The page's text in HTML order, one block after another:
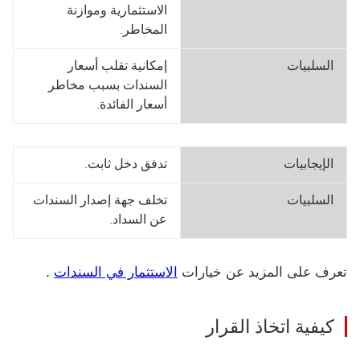
الاستثمارية وموازنة
المخاطر.
السلبيات
إمكانية تقلب أسعار
السندات بسبب مخاطر
أسعار الفائدة.
الإيجابيات تدفق دخل ثابت.
السلبيات
تخلف جهة إصدار السندات
عن السداد.
تعرف على المزيد عن خيارات الاستثمار في السندات .
كيفية اتخاذ القرار